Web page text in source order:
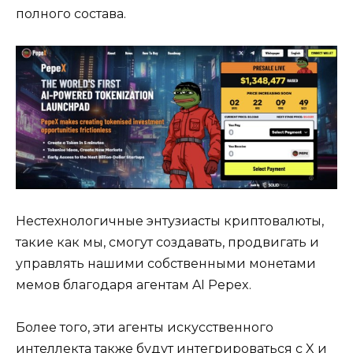
полного состава.
Нестехнологичные энтузиасты криптовалюты,
такие как мы, смогут создавать, продвигать и
управлять нашими собственными монетами
мемов благодаря агентам AI Pepex.
Более того, эти агенты искусственного
интеллекта также будут интегрироваться с X и